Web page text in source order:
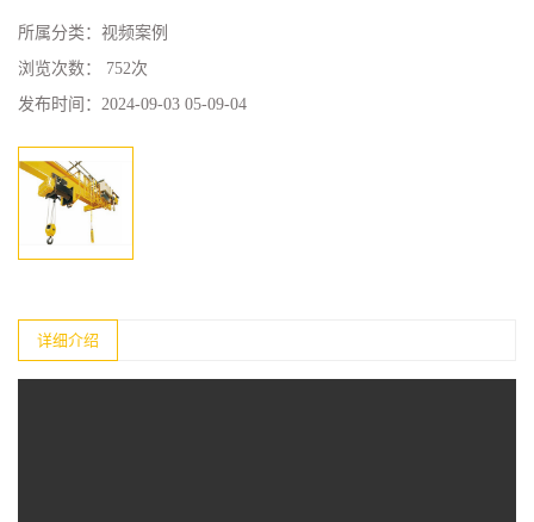
所属分类： 视频案例
浏览次数：
752次
发布时间： 2024-09-03 05-09-04
详细介绍